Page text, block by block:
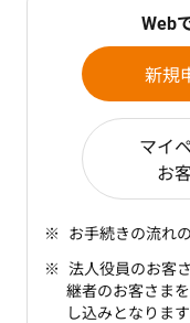
Web
新規
マイ
お
お手続きの流れ
法人役員のお客
継者のお客さま
し込みとなります